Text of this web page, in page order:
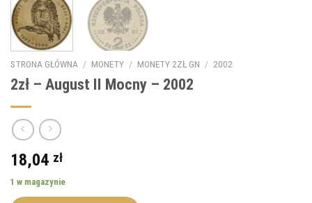
STRONA GŁÓWNA / MONETY / MONETY 2ZŁ GN / 2002
2zł – August II Mocny – 2002
18,04 zł
1 w magazynie